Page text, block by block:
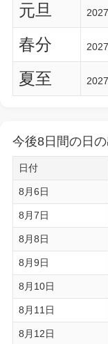
元旦
春分
夏至
今後8日間の日
日付
8月6日
8月7日
8月8日
8月9日
8月10日
8月11日
8月12日